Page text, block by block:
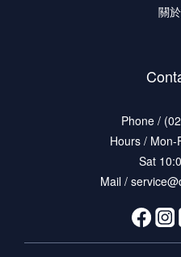
關
Phone /
Hours /
Sat
Mail /